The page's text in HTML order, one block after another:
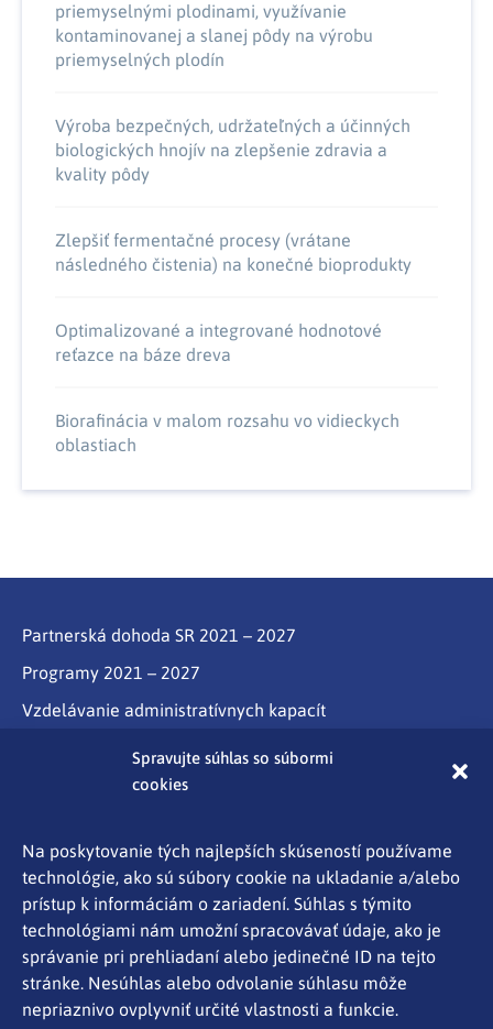
Spravujte súhlas so súbormi
cookies
Na poskytovanie tých najlepších skúseností používame
technológie, ako sú súbory cookie na ukladanie a/alebo
prístup k informáciám o zariadení. Súhlas s týmito
technológiami nám umožní spracovávať údaje, ako je
správanie pri prehliadaní alebo jedinečné ID na tejto
stránke. Nesúhlas alebo odvolanie súhlasu môže
nepriaznivo ovplyvniť určité vlastnosti a funkcie.
priemyselnými plodinami, využívanie
kontaminovanej a slanej pôdy na výrobu
priemyselných plodín
Výroba bezpečných, udržateľných a účinných
biologických hnojív na zlepšenie zdravia a
kvality pôdy
Zlepšiť fermentačné procesy (vrátane
následného čistenia) na konečné bioprodukty
Optimalizované a integrované hodnotové
reťazce na báze dreva
Biorafinácia v malom rozsahu vo vidieckych
oblastiach
Partnerská dohoda SR 2021 – 2027
Programy 2021 – 2027
Vzdelávanie administratívnych kapacít
Program Slovensko
Aktuality
Kontakty
Ochrana osobných údajov
Mapa stránky